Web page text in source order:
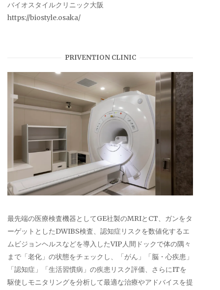
バイオスタイルクリニック大阪
https://biostyle.osaka/
PRIVENTION CLINIC
最先端の医療検査機器としてGE社製のMRIとCT、ガンをタ
ーゲットとしたDWIBS検査、認知症リスクを数値化するエ
ムビジョンヘルスなどを導入したVIP人間ドックで体の隅々
まで「老化」の状態をチェックし、「がん」「脳・心疾患」
「認知症」「生活習慣病」の疾患リスク評価、さらにITを
駆使しモニタリングを分析して最適な治療やアドバイスを提